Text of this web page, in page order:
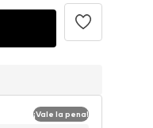
¡Vale la pena!